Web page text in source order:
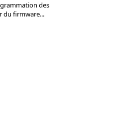
des
du firmware...